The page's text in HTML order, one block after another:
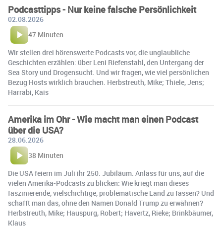
Podcasttipps - Nur keine falsche Persönlichkeit
02.08.2026
47 Minuten
Wir stellen drei hörenswerte Podcasts vor, die unglaubliche
Geschichten erzählen: über Leni Riefenstahl, den Untergang der
Sea Story und Drogensucht. Und wir fragen, wie viel persönlichen
Bezug Hosts wirklich brauchen. Herbstreuth, Mike; Thiele, Jens;
Harrabi, Kais
Amerika im Ohr - Wie macht man einen Podcast
über die USA?
28.06.2026
38 Minuten
Die USA feiern im Juli ihr 250. Jubiläum. Anlass für uns, auf die
vielen Amerika-Podcasts zu blicken: Wie kriegt man dieses
faszinierende, vielschichtige, problematische Land zu fassen? Und
schafft man das, ohne den Namen Donald Trump zu erwähnen?
Herbstreuth, Mike; Hauspurg, Robert; Havertz, Rieke; Brinkbäumer,
Klaus